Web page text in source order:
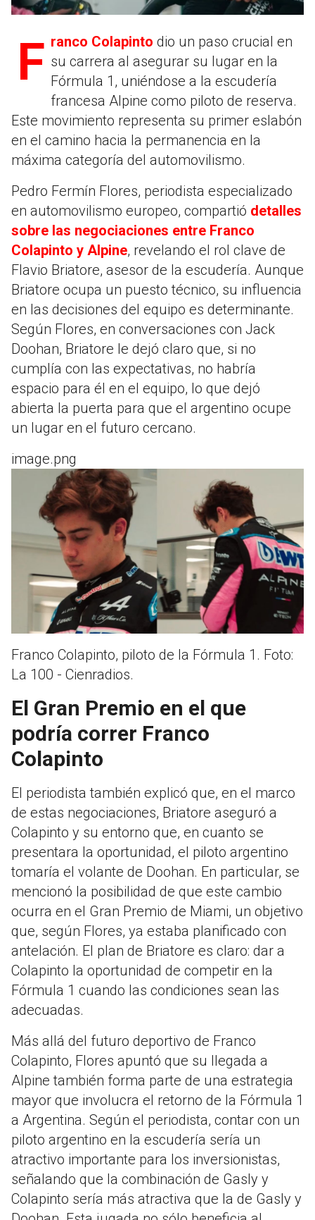
Franco Colapinto dio un paso crucial en
su carrera al asegurar su lugar en la
Fórmula 1, uniéndose a la escudería
francesa Alpine como piloto de reserva.
Este movimiento representa su primer eslabón
en el camino hacia la permanencia en la
máxima categoría del automovilismo.
Pedro Fermín Flores, periodista especializado
en automovilismo europeo, compartió detalles
sobre las negociaciones entre Franco
Colapinto y Alpine, revelando el rol clave de
Flavio Briatore, asesor de la escudería. Aunque
Briatore ocupa un puesto técnico, su influencia
en las decisiones del equipo es determinante.
Según Flores, en conversaciones con Jack
Doohan, Briatore le dejó claro que, si no
cumplía con las expectativas, no habría
espacio para él en el equipo, lo que dejó
abierta la puerta para que el argentino ocupe
un lugar en el futuro cercano.
image.png
Franco Colapinto, piloto de la Fórmula 1. Foto:
La 100 - Cienradios.
El Gran Premio en el que
podría correr Franco
Colapinto
El periodista también explicó que, en el marco
de estas negociaciones, Briatore aseguró a
Colapinto y su entorno que, en cuanto se
presentara la oportunidad, el piloto argentino
tomaría el volante de Doohan. En particular, se
mencionó la posibilidad de que este cambio
ocurra en el Gran Premio de Miami, un objetivo
que, según Flores, ya estaba planificado con
antelación. El plan de Briatore es claro: dar a
Colapinto la oportunidad de competir en la
Fórmula 1 cuando las condiciones sean las
adecuadas.
Más allá del futuro deportivo de Franco
Colapinto, Flores apuntó que su llegada a
Alpine también forma parte de una estrategia
mayor que involucra el retorno de la Fórmula 1
a Argentina. Según el periodista, contar con un
piloto argentino en la escudería sería un
atractivo importante para los inversionistas,
señalando que la combinación de Gasly y
Colapinto sería más atractiva que la de Gasly y